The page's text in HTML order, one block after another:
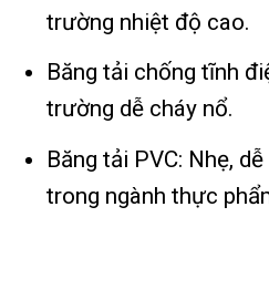
trường nhiệt độ cao.
Băng tải chống tĩnh
trường dễ cháy nổ.
Băng tải PVC: Nhẹ,
trong ngành thực